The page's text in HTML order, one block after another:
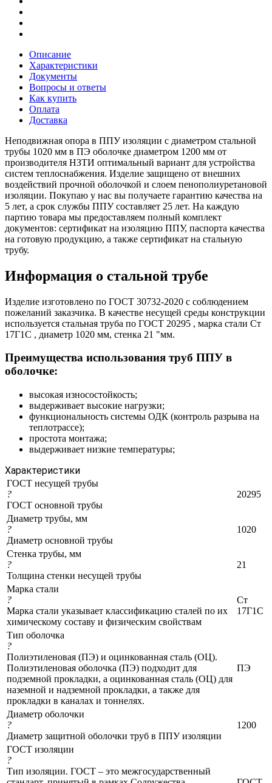
Описание
Характеристики
Документы
Вопросы и ответы
Как купить
Оплата
Доставка
Неподвижная опора в ППУ изоляции с диаметром стальной
трубы 1020 мм в ПЭ оболочке диаметром 1200 мм от
производителя НЗТИ оптимальный вариант для устройства
систем теплоснабжения. Изделие защищено от внешних
воздействий прочной оболочкой и слоем пенополиуретановой
изоляции. Покупаю у нас вы получаете гарантию качества на
5 лет, а срок службы ППУ составляет 25 лет. На каждую
партию товара мы предоставляем полный комплект
документов: сертификат на изоляцию ППУ, паспорта качества
на готовую продукцию, а также сертификат на стальную
трубу.
Информация о стальной трубе
Изделие изготовлено по ГОСТ 30732-2020 с соблюдением
пожеланий заказчика. В качестве несущей среды конструкции
используется стальная труба по ГОСТ 20295 , марка стали Ст
17Г1С , диаметр 1020 мм, стенка 21 "мм.
Преимущества использования труб ППУ в
оболочке:
высокая износостойкость;
выдерживает высокие нагрузки;
функциональность системы ОДК (контроль разрыва на
теплотрассе);
простота монтажа;
выдерживает низкие температуры;
Характеристики
ГОСТ несущей трубы
?
ГОСТ основной трубы
20295
Диаметр трубы, мм
?
Диаметр основной трубы
1020
Стенка трубы, мм
?
Толщина стенки несущей трубы
21
Марка стали
?
Марка стали указывает классификацию сталей по их
химическому составу и физическим свойствам
Ст
17Г1С
Тип оболочка
?
Полиэтиленовая (ПЭ) и оцинкованная сталь (ОЦ).
Полиэтиленовая оболочка (ПЭ) подходит для
подземной прокладки, а оцинкованная сталь (ОЦ) для
наземной и надземной прокладки, а также для
прокладки в каналах и тоннелях.
ПЭ
Диаметр оболочки
?
Диаметр защитной оболочки труб в ППУ изоляции
1200
ГОСТ изоляции
?
Тип изоляции. ГОСТ – это межгосударственный